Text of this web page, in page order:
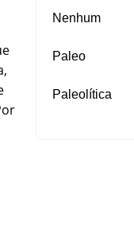
Nenhum
Paleo
Paleolítica